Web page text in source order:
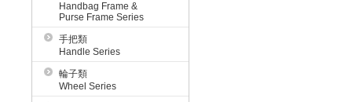
Handbag Frame &
Purse Frame Series
手把類
Handle Series
輪子類
Wheel Series